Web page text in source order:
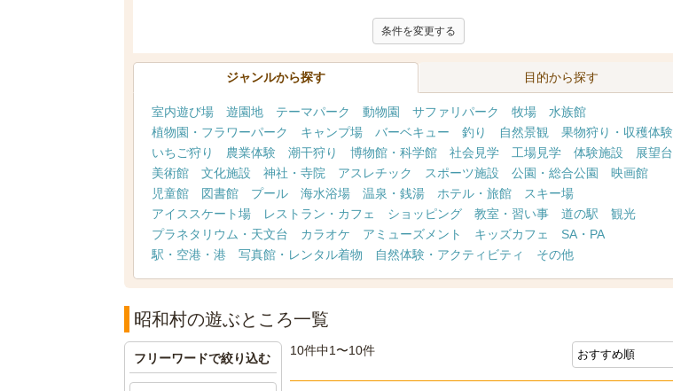
条件を変更する
ジャンルから探す 目的から探す
室内遊び場 遊園地 テーマパーク 動物園 サファリパーク 牧場
水族館
植物園・フラワーパーク
キャンプ場 バーベキュー 釣り 自然景観
果物狩り・収穫体験
いちご狩り
農業体験 潮干狩り 博物館・科学館 社会見学 工場見学 体験施設
展望台
美術館
文化施設 神社・寺院 アスレチック スポーツ施設 公園・総合公園
映画館
児童館
図書館 プール 海水浴場 温泉・銭湯 ホテル・旅館
スキー場
アイススケート場
レストラン・カフェ ショッピング 教室・習い事 道の駅
観光
プラネタリウム・天文台
カラオケ アミューズメント キッズカフェ
SA・PA
駅・空港・港
写真館・レンタル着物 自然体験・アクティビティ その他
昭和村の遊ぶところ一覧
10件中1〜10件
フリーワードで絞り込む